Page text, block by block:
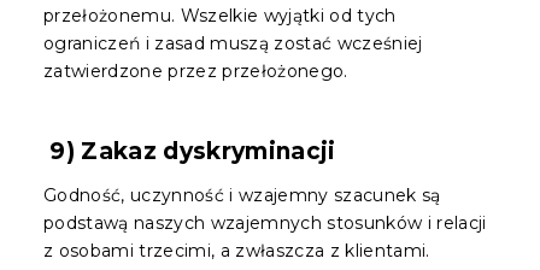
przełożonemu. Wszelkie wyjątki od tych
ograniczeń i zasad muszą zostać wcześniej
zatwierdzone przez przełożonego.
9) Zakaz dyskryminacji
Godność, uczynność i wzajemny szacunek są
podstawą naszych wzajemnych stosunków i relacji
z osobami trzecimi, a zwłaszcza z klientami.